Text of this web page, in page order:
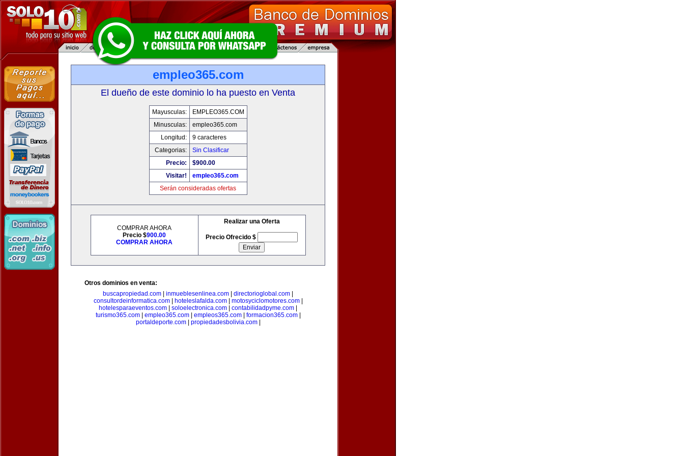
empleo365.com
El dueño de este dominio lo ha puesto en Venta
Mayusculas:
EMPLEO365.COM
Minusculas:
empleo365.com
Longitud:
9 caracteres
Categorias:
Sin Clasificar
Precio:
$900.00
Visitar!
empleo365.com
Serán consideradas ofertas
COMPRAR AHORA
Precio $900.00
COMPRAR AHORA
Realizar una Oferta
Precio Ofrecido $
Otros dominios en venta:
buscapropiedad.com
inmueblesenlinea.com directorioglobal.com
consultordeinformatica.com| hoteleslafalda.com| motosyciclomotores.com|
hotelesparaeventos.com
soloelectronica.com contabilidadpyme.com
turismo365.com| empleo365.com| empleos365.com| formacion365.com|
portaldeporte.com| propiedadesbolivia.com|